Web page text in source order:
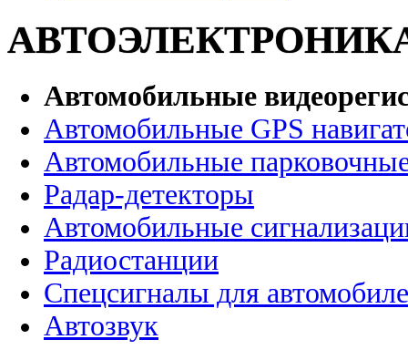
Автомобильные
Автомобильные GPS
Автомобильные
Радар-детекторы
Автомобильные
Радиостанции
Спецсигналы для
Автозвук